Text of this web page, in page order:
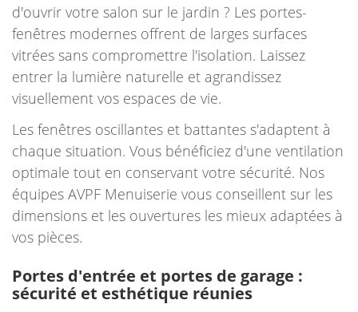
d'ouvrir votre salon sur le jardin ? Les portes-
fenêtres modernes offrent de larges surfaces
vitrées sans compromettre l'isolation. Laissez
entrer la lumière naturelle et agrandissez
visuellement vos espaces de vie.
Les fenêtres oscillantes et battantes s'adaptent à
chaque situation. Vous bénéficiez d'une ventilation
optimale tout en conservant votre sécurité. Nos
équipes AVPF Menuiserie vous conseillent sur les
dimensions et les ouvertures les mieux adaptées à
vos pièces.
Portes d'entrée et portes de garage :
sécurité et esthétique réunies